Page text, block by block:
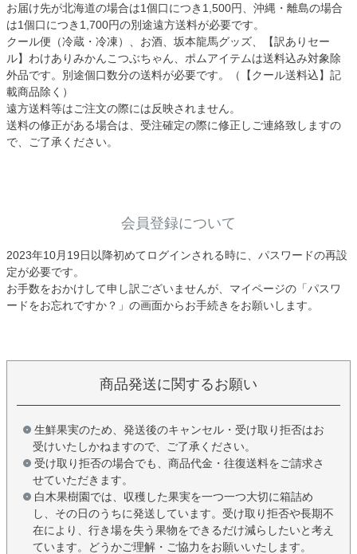
お届け先が北海道の場合は1個口につき1,500円、沖縄・離島の場合
は1個口につき1,700円の別途遠方送料が必要です。
クール便（冷蔵・冷凍）、お酒、坂本龍馬グッズ、【訳ありセー
ル】わけありみかんこつぶちゃん、ポムアイテムは送料込み対象除
外品です。別途個口数分の送料が必要です。（【クール送料込】記
載商品除く）
遠方送料等はご注文の際には反映されません。
送料の修正がある場合は、受注確定の際に修正しご連絡致しますの
で、ご了承ください。
会員登録について
2023年10月19日以降初めてログインされる時に、パスワードの再設
定が必要です。
お手数をおかけして申し訳ございませんが、マイページの「パスワ
ードをお忘れですか？」の画面からお手続きをお願いします。
商品発送に関するお願い
生鮮果実のため、発送後のキャンセル・受け取り拒否はお
受けいたしかねますので、ご了承ください。
受け取り拒否の場合でも、商品代金・往復送料をご請求さ
せていただきます。
白木果樹園では、収穫した果実を一つ一つ大切に箱詰め
し、その日のうちに発送しています。受け取り拒否や長期不
在により、行き場を失う果物をできるだけ減らしたいと考え
ています。どうかご理解・ご協力をお願いいたします。